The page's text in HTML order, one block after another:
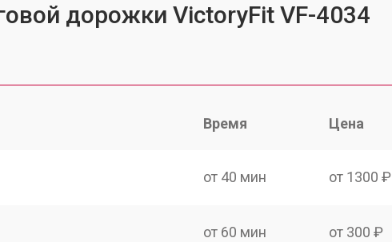
дорожки VictoryFit VF-4034
Время Цена
от 40 мин от 1300 ₽
от 60 мин от 300 ₽